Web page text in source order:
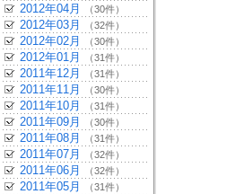
2012年04月 （30件）
2012年03月 （32件）
2012年02月 （30件）
2012年01月 （31件）
2011年12月 （31件）
2011年11月 （30件）
2011年10月 （31件）
2011年09月 （30件）
2011年08月 （31件）
2011年07月 （32件）
2011年06月 （32件）
2011年05月 （31件）